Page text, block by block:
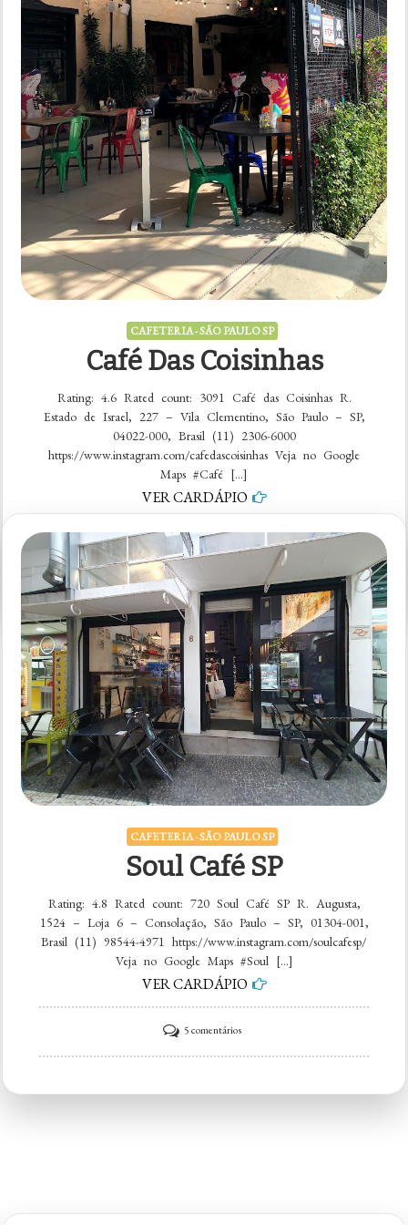
CAFETERIA - SÃO PAULO SP
Café Das Coisinhas
Rating: 4.6 Rated count: 3091 Café das Coisinhas R.
Estado de Israel, 227 – Vila Clementino, São Paulo – SP,
04022-000, Brasil (11) 2306-6000
https://www.instagram.com/cafedascoisinhas Veja no Google
Maps #Café […]
VER CARDÁPIO
5 comentários
Coisinhas
CAFETERIA - SÃO PAULO SP
Soul Café SP
Rating: 4.8 Rated count: 720 Soul Café SP R. Augusta,
1524 – Loja 6 – Consolação, São Paulo – SP, 01304-001,
Brasil (11) 98544-4971 https://www.instagram.com/soulcafesp/
Veja no Google Maps #Soul […]
VER CARDÁPIO
5 comentáriosem
Soul